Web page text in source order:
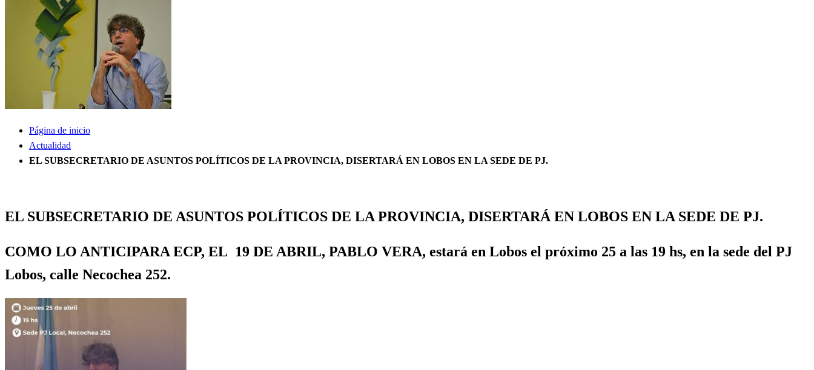
Página de inicio
Actualidad
EL SUBSECRETARIO DE ASUNTOS POLÍTICOS DE LA PROVINCIA, DISERTARÁ EN LOBOS EN LA SEDE DE PJ.
EL SUBSECRETARIO DE ASUNTOS POLÍTICOS DE LA PROVINCIA, DISERTARÁ EN LOBOS EN LA SEDE DE PJ.
COMO LO ANTICIPARA ECP, EL 19 DE ABRIL, PABLO VERA, estará en Lobos el próximo 25 a las 19 hs, en la sede del PJ
Lobos, calle Necochea 252.